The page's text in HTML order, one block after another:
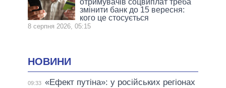
отримувачів соцвиплат треба
змінити банк до 15 вересня:
кого це стосується
8 серпня 2026, 05:15
НОВИНИ
09:33 «Ефект путіна»: у російських регіонах